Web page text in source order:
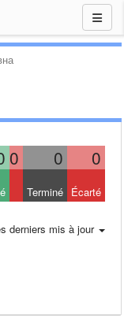
0 0 0
Terminé Écarté
derniers mis à jour